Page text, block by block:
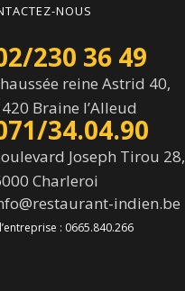
NOUS
230 36 49
reine Astrid 40,
Braine l’Alleud
34.04.90
Joseph Tirou 28,
Charleroi
indien.be
: 0665.840.266